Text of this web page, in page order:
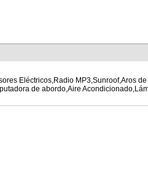
Eléctricos,Radio MP3,Sunroof,Aros
de abordo,Aire